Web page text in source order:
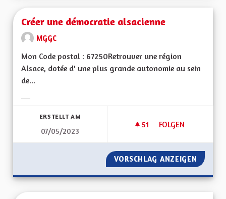
Créer une démocratie alsacienne
MGGC
Mon Code postal : 67250Retrouver une région
Alsace, dotée d' une plus grande autonomie au sein
de...
ERSTELLT AM
07/05/2023
51 51 FOLLOWER
FOLGEN
CRÉER UNE
VORSCHLAG ANZEIGEN